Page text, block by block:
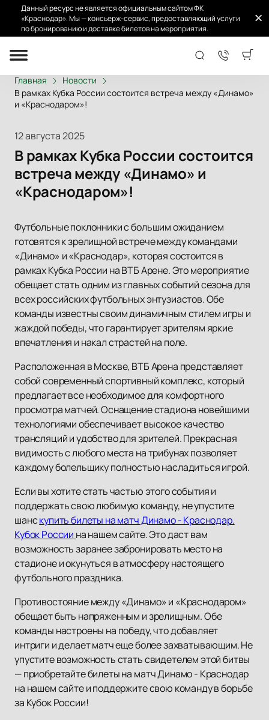
Данный ресурс не является официальным сайтом ФК
«Краснодар». Мы — консьерж-сервис, предоставляющий услуги
по бронированию и доставке билетов на мероприятия.
Главная
Новости
В рамках Кубка России состоится встреча между «Динамо»
и «Краснодаром»!
12 августа 2025
В рамках Кубка России состоится
встреча между «Динамо» и
«Краснодаром»!
Футбольные поклонники с большим ожиданием
готовятся к зрелищной встрече между командами
«Динамо» и «Краснодар», которая состоится в
рамках Кубка России на ВТБ Арене. Это мероприятие
обещает стать одним из главных событий сезона для
всех российских футбольных энтузиастов. Обе
команды известны своим динамичным стилем игры и
жаждой победы, что гарантирует зрителям яркие
впечатления и накал страстей на поле.
Расположенная в Москве, ВТБ Арена представляет
собой современный спортивный комплекс, который
предлагает все необходимое для комфортного
просмотра матчей. Оснащение стадиона новейшими
технологиями обеспечивает высокое качество
трансляций и удобство для зрителей. Прекрасная
видимость с любого места на трибунах позволяет
каждому болельщику полностью насладиться игрой.
Если вы хотите стать частью этого события и
поддержать свою любимую команду, не упустите
шанскупить билеты на матч Динамо - Краснодар.
Кубок России на нашем сайте. Это даст вам
возможность заранее забронировать место на
стадионе и окунуться в атмосферу настоящего
футбольного праздника.
Противостояние между «Динамо» и «Краснодаром»
обещает быть напряженным и зрелищным. Обе
команды настроены на победу, что добавляет
интриги и делает матч еще более захватывающим. Не
упустите возможность стать свидетелем этой битвы
— приобретайте билеты на матч Динамо - Краснодар
на нашем сайте и поддержите свою команду в борьбе
за Кубок России!